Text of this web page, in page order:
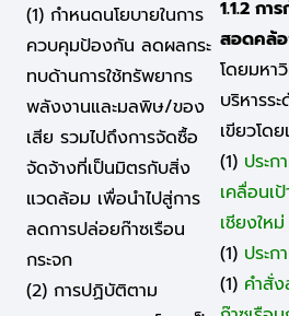
(1) กำหนดนโยบายในการ
ควบคุมป้องกัน ลดผลกระ
ทบด้านการใช้ทรัพยากร
พลังงานและมลพิษ/ของ
เสีย รวมไปถึงการจัดซื้อ
จัดจ้างที่เป็นมิตรกับสิ่ง
แวดล้อม เพื่อนำไปสู่การ
ลดการปล่อยก๊าซเรือน
กระจก
(2) การปฏิบัติตาม
1.1.2 ก
สอดคล้อ
โดยมหา
บริหารร
เขียวโด
(1) ประ
เคลื่อนเ
เชียงใหม่
(1) ประ
(1) คำสั่